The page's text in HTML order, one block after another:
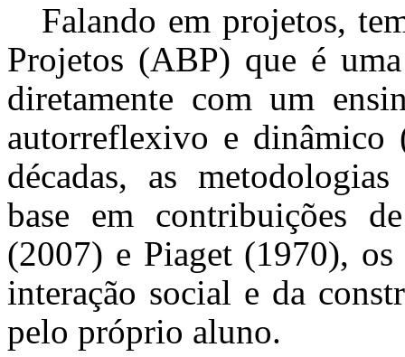
Falando em projetos,
Projetos (ABP) que é
diretamente com um
autorreflexivo e
décadas, as
base em contribuições
(2007) e Piaget (1970),
interação social e da
pelo próprio aluno.